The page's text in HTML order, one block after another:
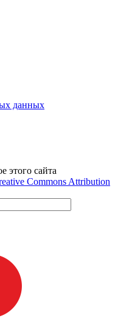
данных
этого сайта
Commons Attribution